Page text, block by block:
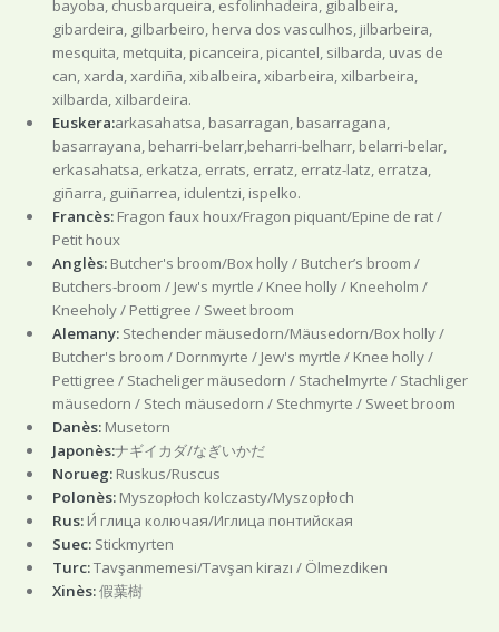
bayoba, chusbarqueira, esfolinhadeira, gibalbeira,
gibardeira, gilbarbeiro, herva dos vasculhos, jilbarbeira,
mesquita, metquita, picanceira, picantel, silbarda, uvas de
can, xarda, xardiña, xibalbeira, xibarbeira, xilbarbeira,
xilbarda, xilbardeira.
Euskera:arkasahatsa, basarragan, basarragana,
basarrayana, beharri-belarr,beharri-belharr, belarri-belar,
erkasahatsa, erkatza, errats, erratz, erratz-latz, erratza,
giñarra, guiñarrea, idulentzi, ispelko.
Francès:Fragon faux houx/Fragon piquant/Epine de rat /
Petit houx
Anglès:Butcher's broom/Box holly / Butcher’s broom /
Butchers-broom / Jew's myrtle / Knee holly / Kneeholm /
Kneeholy / Pettigree / Sweet broom
Alemany:Stechender mäusedorn/Mäusedorn/Box holly /
Butcher's broom / Dornmyrte / Jew's myrtle / Knee holly /
Pettigree / Stacheliger mäusedorn / Stachelmyrte / Stachliger
mäusedorn / Stech mäusedorn / Stechmyrte / Sweet broom
Danès:Musetorn
Japonès:ナギイカダ/なぎいかだ
Norueg:Ruskus/Ruscus
Polonès:Myszopłoch kolczasty/Myszopłoch
Rus:И́ глица колючая/Иглица понтийская
Suec:Stickmyrten
Turc:Tavşanmemesi/Tavşan kirazı / Ölmezdiken
Xinès:假葉樹